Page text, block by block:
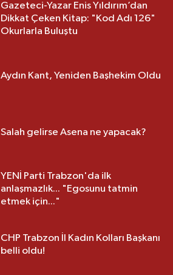
Gazeteci-Yazar Enis Yıldırım’dan
Dikkat Çeken Kitap: "Kod Adı 126"
Okurlarla Buluştu
Aydın Kant, Yeniden Başhekim Oldu
Salah gelirse Asena ne yapacak?
YENİ Parti Trabzon'da ilk
anlaşmazlık... "Egosunu tatmin
etmek için..."
CHP Trabzon İl Kadın Kolları Başkanı
belli oldu!